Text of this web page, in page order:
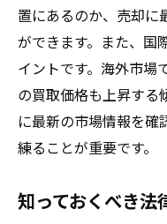
買取価格を上げ
訣
定期的なメ
機械の清掃
部品交換の
専門技術者に
故障予測技
置にあるのか、売却に
ができます。また、国
イントです。海外市場
の買取価格も上昇する
に最新の市場情報を確
練ることが重要です。
知っておくべき法